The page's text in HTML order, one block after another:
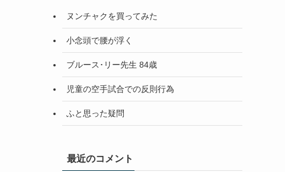
ヌンチャクを買ってみた
小念頭で腰が浮く
ブルース･リー先生 84歳
児童の空手試合での反則行為
ふと思った疑問
最近のコメント